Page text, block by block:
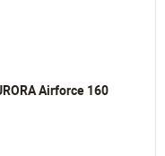
Airforce 160